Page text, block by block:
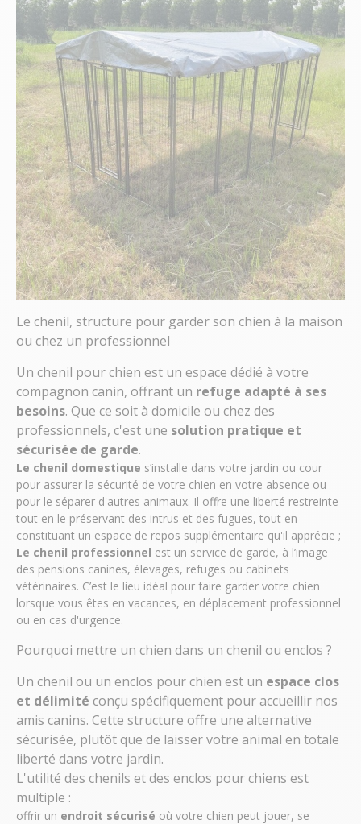
Le chenil, structure pour garder son chien à la maison
ou chez un professionnel
Un chenil pour chien est un espace dédié à votre
compagnon canin, offrant un refuge adapté à ses
besoins. Que ce soit à domicile ou chez des
professionnels, c'est une solution pratique et
sécurisée de garde.
Le chenil domestique s’installe dans votre jardin ou cour
pour assurer la sécurité de votre chien en votre absence ou
pour le séparer d'autres animaux. Il offre une liberté restreinte
tout en le préservant des intrus et des fugues, tout en
constituant un espace de repos supplémentaire qu'il apprécie ;
Le chenil professionnel est un service de garde, à l’image
des pensions canines, élevages, refuges ou cabinets
vétérinaires. C’est le lieu idéal pour faire garder votre chien
lorsque vous êtes en vacances, en déplacement professionnel
ou en cas d'urgence.
Pourquoi mettre un chien dans un chenil ou enclos ?
Un chenil ou un enclos pour chien est un espace clos
et délimité conçu spécifiquement pour accueillir nos
amis canins. Cette structure offre une alternative
sécurisée, plutôt que de laisser votre animal en totale
liberté dans votre jardin.
L'utilité des chenils et des enclos pour chiens est
multiple :
offrir un endroit sécurisé où votre chien peut jouer, se